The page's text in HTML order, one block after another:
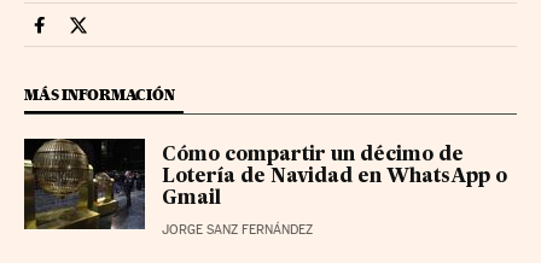
Smartlife Cinco Días en Facebook
Smartlife Cinco Días en Twitter
MÁS INFORMACIÓN
Cómo compartir un décimo de
Lotería de Navidad en WhatsApp o
Gmail
JORGE SANZ FERNÁNDEZ